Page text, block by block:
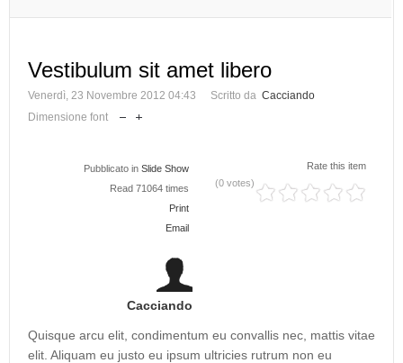
Vestibulum sit amet libero
Venerdì, 23 Novembre 2012 04:43 Scritto da Cacciando
Dimensione font
Pubblicato in Slide Show
Read 71064 times
Print
Email
Rate this item
(0 votes)
Cacciando
Quisque arcu elit, condimentum eu convallis nec, mattis vitae
elit. Aliquam eu justo eu ipsum ultricies rutrum non eu